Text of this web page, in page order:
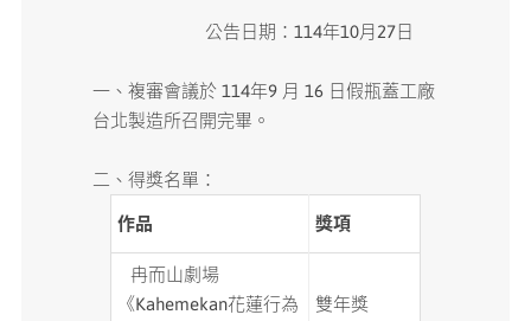
原住民族文化藝術補助成果專區
展演櫥窗
公告日期：114年10月27日
一、複審會議於 114年9 月 16 日假瓶蓋工廠
台北製造所召開完畢。
二、得獎名單：
作品 獎項
冉而山劇場
《Kahemekan花蓮行為
雙年獎